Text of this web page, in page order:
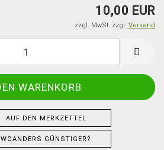
10,00 EUR
zzgl. MwSt. zzgl. Versand
AUF DEN MERKZETTEL
WOANDERS GÜNSTIGER?